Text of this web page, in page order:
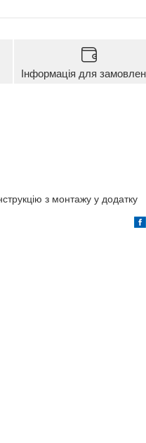
Інформація для
з монтажу у додатку